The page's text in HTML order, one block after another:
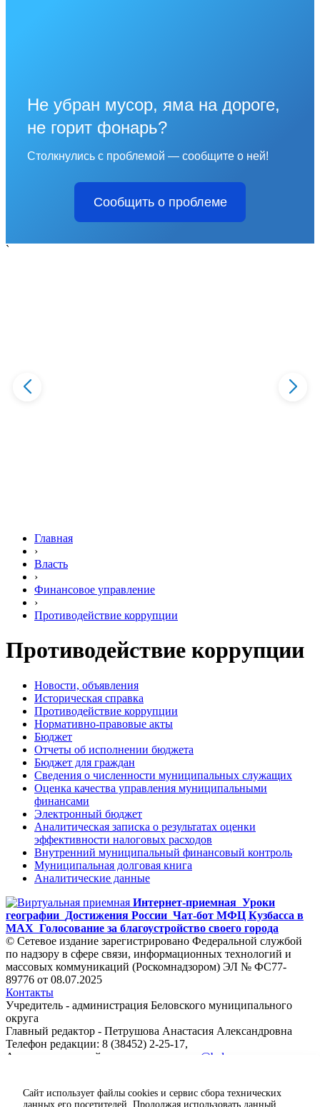
Не убран мусор, яма на дороге,
не горит фонарь?
Столкнулись с проблемой — сообщите о ней!
Сообщить о проблеме
`
Главная
›
Власть
›
Финансовое управление
›
Противодействие коррупции
Противодействие коррупции
Новости, объявления
Историческая справка
Противодействие коррупции
Нормативно-правовые акты
Бюджет
Отчеты об исполнении бюджета
Бюджет для граждан
Сведения о численности муниципальных служащих
Оценка качества управления муниципальными
финансами
Электронный бюджет
Аналитическая записка о результатах оценки
эффективности налоговых расходов
Внутренний муниципальный финансовый контроль
Муниципальная долговая книга
Аналитические данные
Интернет-приемная Уроки
географии Достижения России Чат-бот МФЦ Кузбасса в
MAX Голосование за благоустройство своего города
© Сетевое издание зарегистрировано Федеральной службой
по надзору в сфере связи, информационных технологий и
массовых коммуникаций (Роскомнадзором) ЭЛ № ФС77-
89776 от 08.07.2025
Контакты
Учредитель - администрация Беловского муниципального
округа
Главный редактор - Петрушова Анастасия Александровна
Телефон редакции: 8 (38452) 2-25-17,
Адрес электронной почты редакции:
ps@belovorn.ru
Сайт использует файлы cookies и сервис сбора технических
данных его посетителей. Продолжая использовать данный